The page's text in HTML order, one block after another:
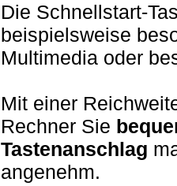
Die Schnellstart-
beispielsweise
Multimedia oder
Mit einer
Rechner Sie
Tastenanschlag
angenehm.